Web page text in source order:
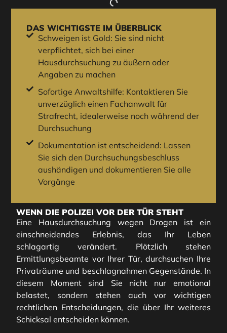
DAS WICHTIGSTE IM ÜBERBLICK
Schweigen ist Gold: Sie sind nicht
verpflichtet, sich bei einer
Hausdurchsuchung zu äußern oder
Angaben zu machen
Sofortige Anwaltshilfe: Kontaktieren Sie
unverzüglich einen Fachanwalt für
Strafrecht, idealerweise noch während der
Durchsuchung
Dokumentation ist entscheidend: Lassen
Sie sich den Durchsuchungsbeschluss
aushändigen und dokumentieren Sie alle
Vorgänge
WENN DIE POLIZEI VOR DER TÜR STEHT
Eine Hausdurchsuchung wegen Drogen ist ein
einschneidendes Erlebnis, das Ihr Leben
schlagartig verändert. Plötzlich stehen
Ermittlungsbeamte vor Ihrer Tür, durchsuchen Ihre
Privaträume und beschlagnahmen Gegenstände. In
diesem Moment sind Sie nicht nur emotional
belastet, sondern stehen auch vor wichtigen
rechtlichen Entscheidungen, die über Ihr weiteres
Schicksal entscheiden können.